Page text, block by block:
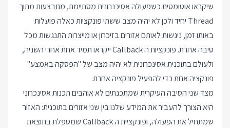
שיקראו אוטומטית כשפעולה אסיכנרונית מסתיימת, מתבצעות מתוך
Thread יחיד ולכן לא יהיה מצב ששתי פונקציות כאלה פועלות
באותו זמן, ניגשות לאותם אזורים בזיכרון או מייצרות התנגשות מכל
סיבה אחרת. פונקציות ה Callback ייקראו תמיד אחת אחרי השניה,
ולעולם בתוכנית אסינכרונית לא יהיה מצב של "הפסקה באמצע"
פונקציה אחת כדי להפעיל פונקציה אחרת.
מצד שני הסיבה העיקרית שמתכנתים לא אוהבים תכנות אסינכרוני
היא הצורך להעביר את המידע שלנו בין שני אזורים בתוכנית: האזור
שמתחיל את הפעולה, ופונקציית ה Callback שמטפלת בתוצאת